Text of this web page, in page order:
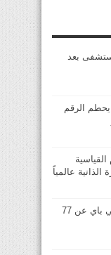
بعد
الرقم
الذاتية عالمياً
وفاة الممثلة الفرنسية ناتالي باي عن 77